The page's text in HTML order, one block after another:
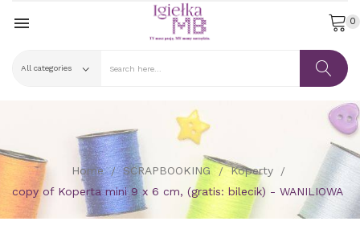
 0
Home SCRAPBOOKING
Koperty
copy of Koperta mini 9 x 6 cm, (gratis: bilecik) - WANILIOWA